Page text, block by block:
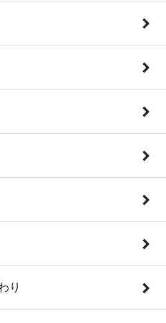
り